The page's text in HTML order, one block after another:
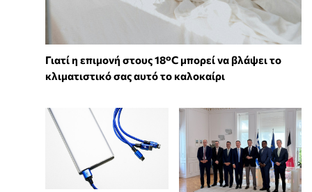
Γιατί η επιμονή στους 18°C μπορεί να βλάψει το
κλιματιστικό σας αυτό το καλοκαίρι